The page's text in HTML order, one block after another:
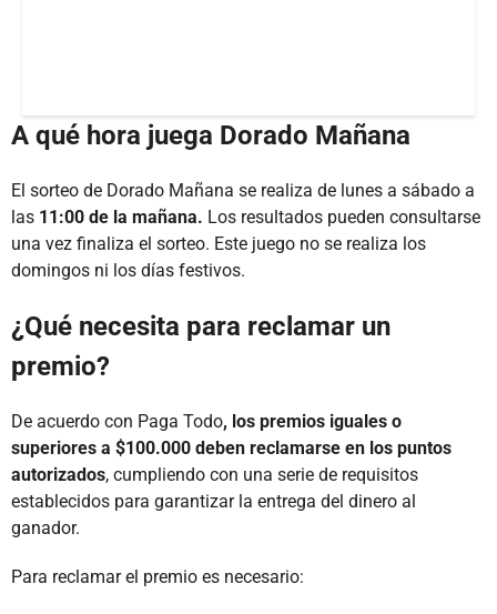
A qué hora juega Dorado Mañana
El sorteo de Dorado Mañana se realiza de lunes a sábado a
las 11:00 de la mañana. Los resultados pueden consultarse
una vez finaliza el sorteo. Este juego no se realiza los
domingos ni los días festivos.
¿Qué necesita para reclamar un
premio?
De acuerdo con Paga Todo, los premios iguales o
superiores a $100.000 deben reclamarse en los puntos
autorizados, cumpliendo con una serie de requisitos
establecidos para garantizar la entrega del dinero al
ganador.
Para reclamar el premio es necesario: